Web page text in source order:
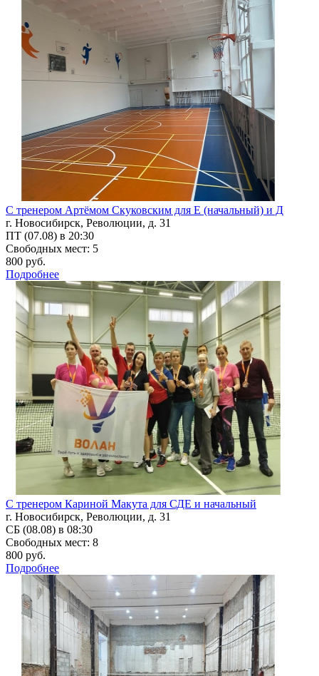
С тренером Артёмом Скуковским для Е (начальный) и Д
г. Новосибирск, Революции, д. 31
ПТ (07.08) в 20:30
Свободных мест: 5
800 руб.
Подробнее
С тренером Кариной Макута для СДЕ и начальный
г. Новосибирск, Революции, д. 31
СБ (08.08) в 08:30
Свободных мест: 8
800 руб.
Подробнее